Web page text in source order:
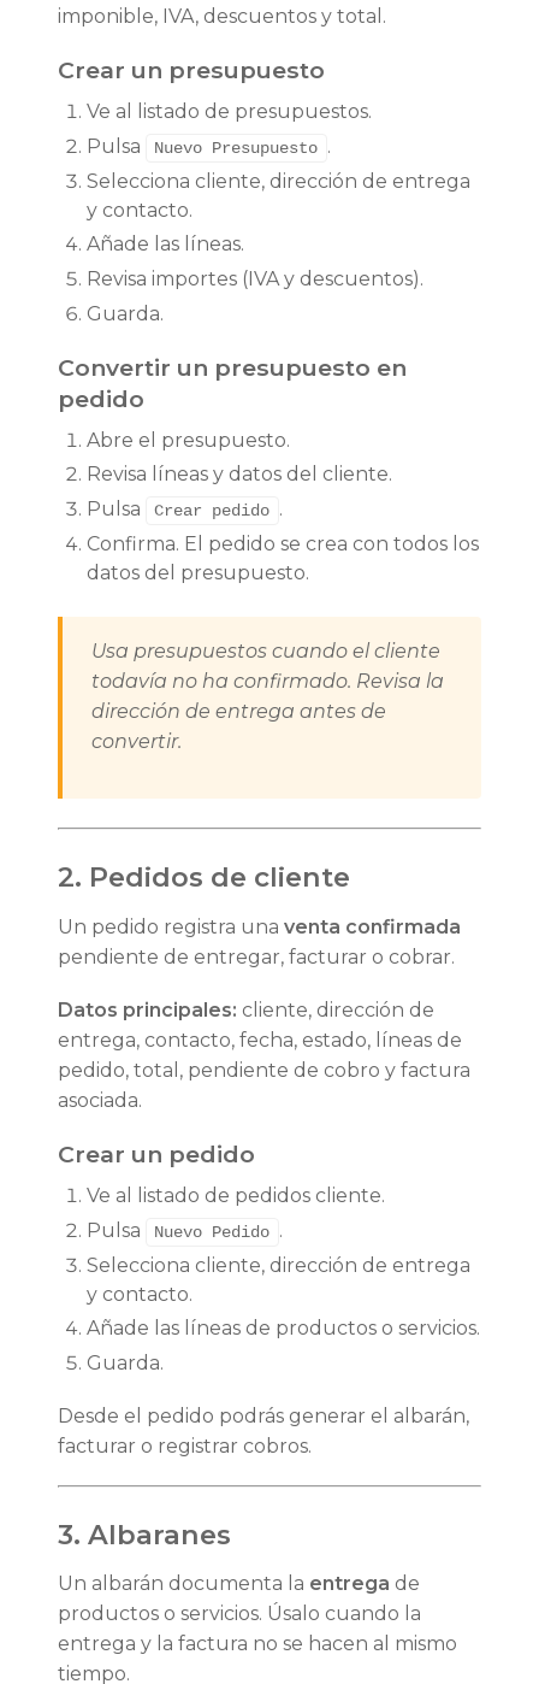
imponible, IVA, descuentos y total.
Crear un presupuesto
Ve al listado de presupuestos.
Pulsa
Nuevo Presupuesto .
Selecciona cliente, dirección de entrega
y contacto.
Añade las líneas.
Revisa importes (IVA y descuentos).
Guarda.
Convertir un presupuesto en
pedido
Abre el presupuesto.
Revisa líneas y datos del cliente.
Pulsa
Crear pedido .
Confirma. El pedido se crea con todos los
datos del presupuesto.
Usa presupuestos cuando el cliente
todavía no ha confirmado. Revisa la
dirección de entrega antes de
convertir.
2. Pedidos de cliente
Un pedido registra una venta confirmada
pendiente de entregar, facturar o cobrar.
Datos principales: cliente, dirección de
entrega, contacto, fecha, estado, líneas de
pedido, total, pendiente de cobro y factura
asociada.
Crear un pedido
Ve al listado de pedidos cliente.
Pulsa
Nuevo Pedido .
Selecciona cliente, dirección de entrega
y contacto.
Añade las líneas de productos o servicios.
Guarda.
Desde el pedido podrás generar el albarán,
facturar o registrar cobros.
3. Albaranes
Un albarán documenta la entrega de
productos o servicios. Úsalo cuando la
entrega y la factura no se hacen al mismo
tiempo.